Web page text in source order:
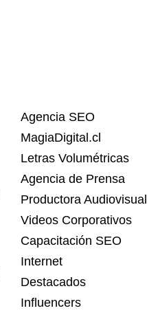
Agencia SEO
MagiaDigital.cl
Letras Volumétricas
Agencia de Prensa
Productora Audiovisual
Videos Corporativos
Capacitación SEO
Internet
Destacados
Influencers